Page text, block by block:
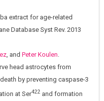
extract for age-related
Database Syst Rev. 2013
, and Peter Koulen
head astrocytes from
by preventing caspase-3
at Ser422 and formation